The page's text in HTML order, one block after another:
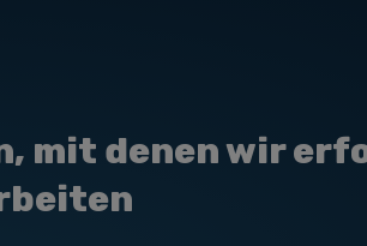
mit denen wir